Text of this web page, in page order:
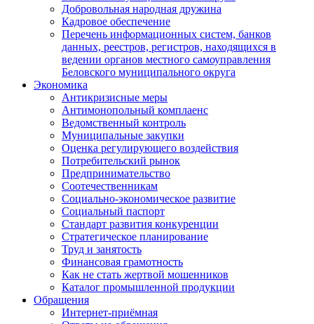
Добровольная народная дружина
Кадровое обеспечение
Перечень информационных систем, банков
данных, реестров, регистров, находящихся в
ведении органов местного самоуправления
Беловского муниципального округа
Экономика
Антикризисные меры
Антимонопольный комплаенс
Ведомственный контроль
Муниципальные закупки
Оценка регулирующего воздействия
Потребительский рынок
Предпринимательство
Соотечественникам
Социально-экономическое развитие
Социальный паспорт
Стандарт развития конкуренции
Стратегическое планирование
Труд и занятость
Финансовая грамотность
Как не стать жертвой мошенников
Каталог промышленной продукции
Обращения
Интернет-приёмная